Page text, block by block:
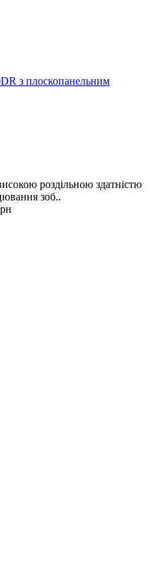
з плоскопанельним
роздільною здатністю
зоб..